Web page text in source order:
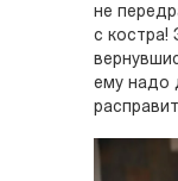
не
с костра!
ему надо